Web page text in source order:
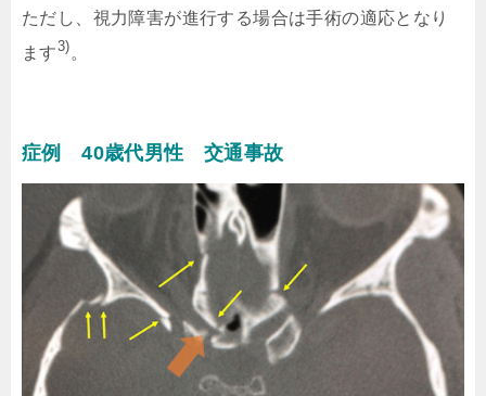
ただし、視力障害が進行する場合は手術の適応となり
ます3) 。
症例 40歳代男性 交通事故